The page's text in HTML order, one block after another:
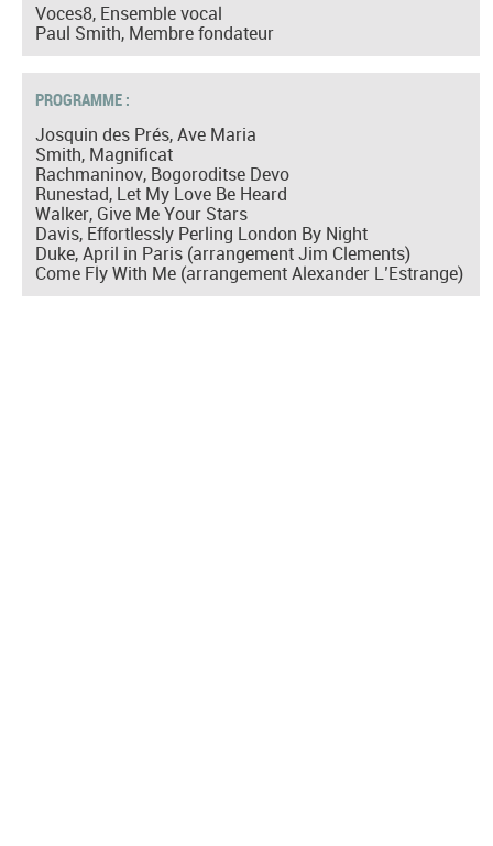
Voces8, Ensemble vocal
Paul Smith, Membre fondateur
PROGRAMME :
Josquin des Prés, Ave Maria
Smith, Magnificat
Rachmaninov, Bogoroditse Devo
Runestad, Let My Love Be Heard
Walker, Give Me Your Stars
Davis, Effortlessly Perling London By Night
Duke, April in Paris (arrangement Jim Clements)
Come Fly With Me (arrangement Alexander L’Estrange)